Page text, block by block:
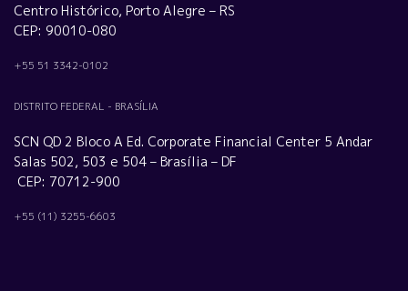
Centro Histórico, Porto Alegre – RS
CEP: 90010-080
+55 51 3342-0102
DISTRITO FEDERAL - BRASÍLIA
SCN QD 2 Bloco A Ed. Corporate Financial Center 5 Andar
Salas 502, 503 e 504 – Brasília – DF
CEP: 70712-900
+55 (11) 3255-6603